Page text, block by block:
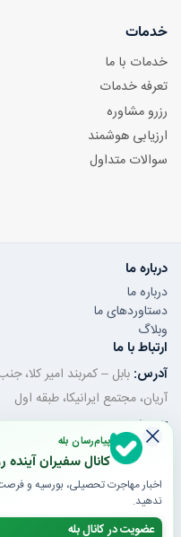
خدمات
خدمات با ما
تعرفه خدمات
رزرو مشاوره
ارزیابی هوشمند
سوالات متداول
درباره ما
درباره ما
دستاوردهای ما
وبلاگ
ارتباط با ما
آدرس: بابل – کمربند امیر
آریان، مجتمع ایرانیکا، طبقه اول
تلفن ثابت:011-32350320
موبایل / واتساپ: 478-5743
ایمیل:
پیام‌رسان بله
کانال سفیران
اخبار مهاجرت تحصیلی، بورسیه و
ندهید.
عضویت در کانال بله